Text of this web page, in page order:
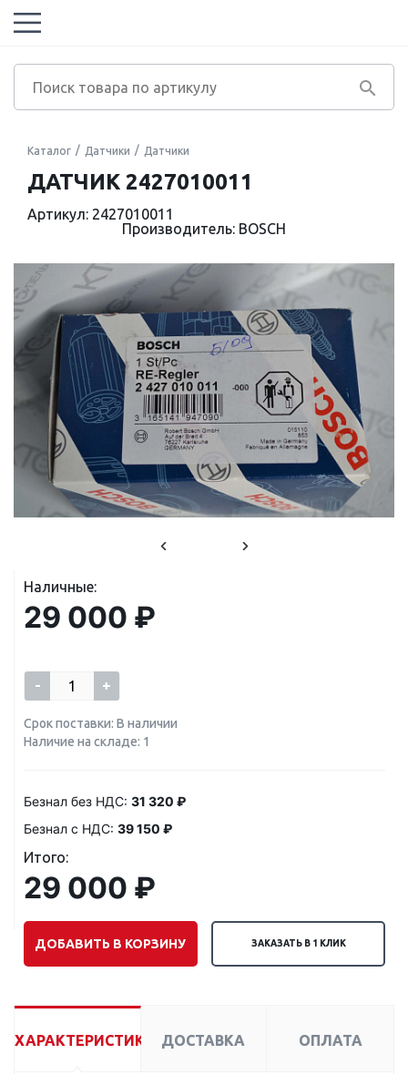
Каталог Датчики Датчики
ДАТЧИК 2427010011
Артикул: 2427010011
Производитель: BOSCH
Наличные:
29 000 ₽
- +
Срок поставки: В наличии
Наличие на складе: 1
Безнал без НДС: 31 320 ₽
Безнал с НДС: 39 150 ₽
Итого:
29 000 ₽
ДОБАВИТЬ В КОРЗИНУ ЗАКАЗАТЬ В 1 КЛИК
ХАРАКТЕРИСТИКИ ДОСТАВКА ОПЛАТА